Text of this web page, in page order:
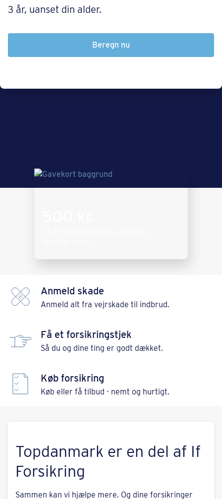
3 år, uanset din alder.
Beregn nu
Anmeld skade
Anmeld alt fra vejrskade til indbrud.
Få et forsikringstjek
Så du og dine ting er godt dækket.
Køb forsikring
Køb eller få tilbud - nemt og hurtigt.
Topdanmark er en del af If
Forsikring
Sammen kan vi hjælpe mere. Og dine forsikringer